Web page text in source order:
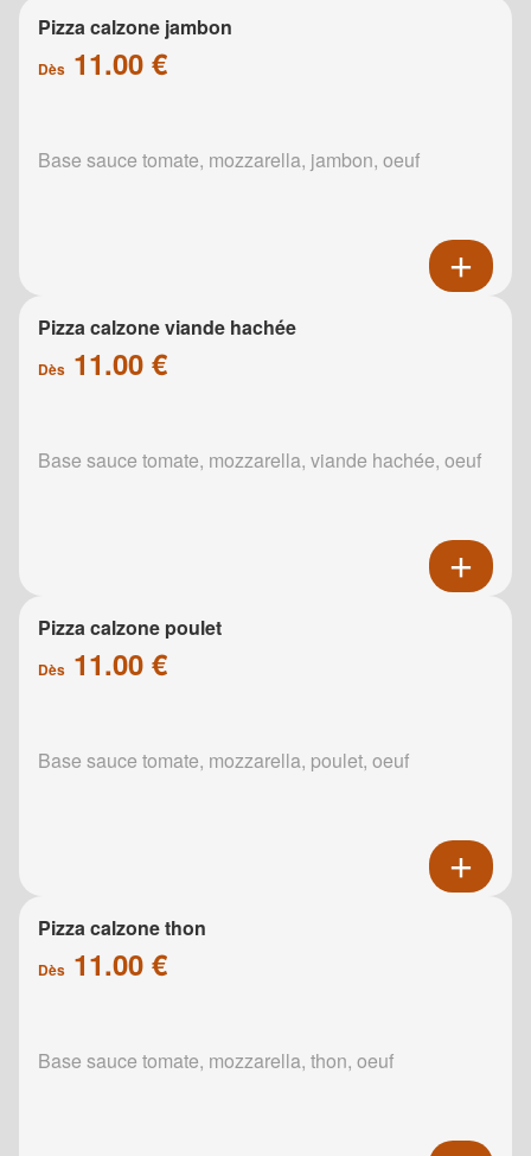
Pizza calzone jambon
Dès 11.00 €
Base sauce tomate, mozzarella, jambon, oeuf
Pizza calzone viande hachée
Dès 11.00 €
Base sauce tomate, mozzarella, viande hachée, oeuf
Pizza calzone poulet
Dès 11.00 €
Base sauce tomate, mozzarella, poulet, oeuf
Pizza calzone thon
Dès 11.00 €
Base sauce tomate, mozzarella, thon, oeuf